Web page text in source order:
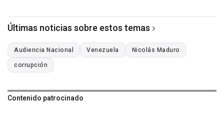
Últimas noticias sobre estos temas
Audiencia Nacional Venezuela
Nicolás Maduro
corrupción
Contenido patrocinado